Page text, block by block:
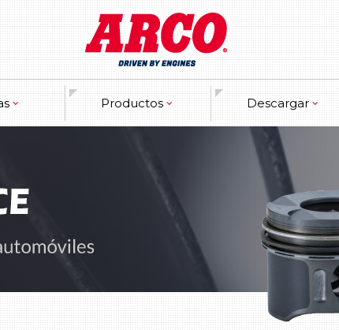
de expositor
nuevos
Productos
Los metales de motor
Las empaquetaduras
Los componentes de distribución
Descargar
Catalogues
Marketing Material